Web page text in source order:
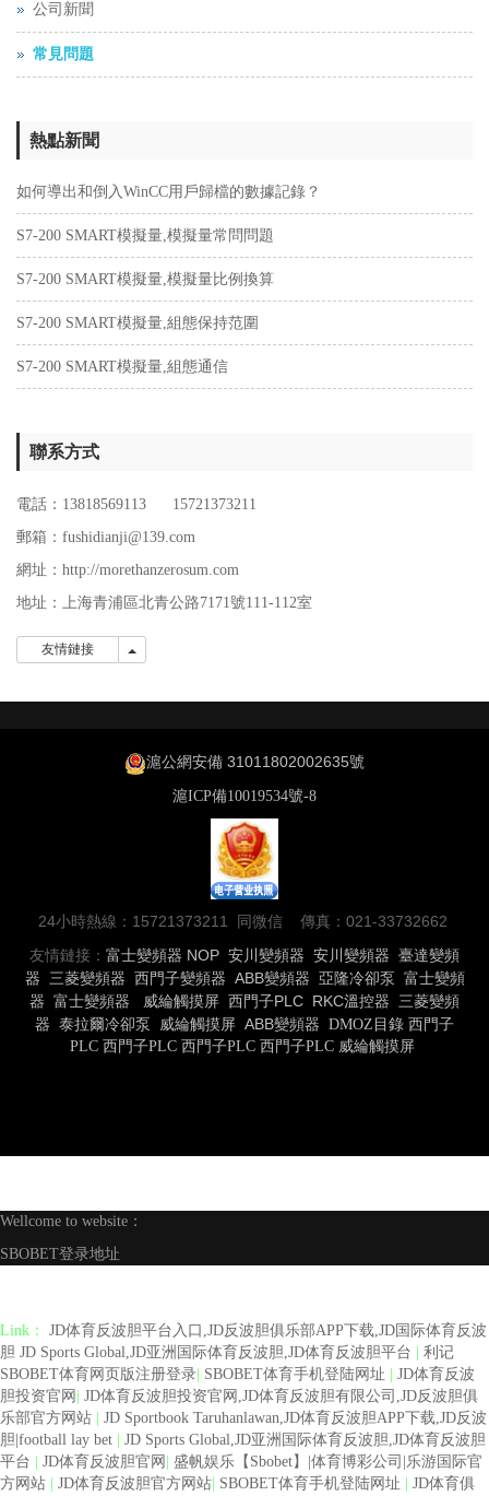
公司新聞
常見問題
熱點新聞
如何導出和倒入WinCC用戶歸檔的數據記錄？
S7-200 SMART模擬量,模擬量常問問題
S7-200 SMART模擬量,模擬量比例換算
S7-200 SMART模擬量,組態保持范圍
S7-200 SMART模擬量,組態通信
聯系方式
電話：13818569113 15721373211
郵箱：fushidianji@139.com
網址：http://morethanzerosum.com
地址： 上海青浦區北青公路7171號111-112室
友情鏈接
滬公網安備 31011802002635號
滬ICP備10019534號-8
24小時熱線：15721373211 同微信 傳真：021-33732662
友情鏈接： 富士變頻器 NOP 安川變頻器 安川變頻器 臺達變頻
器
三菱變頻器 西門子變頻器 ABB變頻器 亞隆冷卻泵 富士變頻
器 富士變頻器 威綸觸摸屏 西門子PLC RKC溫控器
三菱變頻
器 泰拉爾冷卻泵 威綸觸摸屏 ABB變頻器 DMOZ目錄 西門子
PLC 西門子PLC 西門子PLC 西門子PLC 威綸觸摸屏
Wellcome to website：
SBOBET登录地址
Link： JD体育反波胆平台入口,JD反波胆俱乐部APP下载,JD国际体育反波
胆 JD Sports Global,JD亚洲国际体育反波胆,JD体育反波胆平台 | 利记
SBOBET体育网页版注册登录| SBOBET体育手机登陆网址 | JD体育反波
胆投资官网 | JD体育反波胆投资官网,JD体育反波胆有限公司,JD反波胆俱
乐部官方网站 | JD Sportbook Taruhanlawan,JD体育反波胆APP下载,JD反波
胆|football lay bet | JD Sports Global,JD亚洲国际体育反波胆,JD体育反波胆
平台 | JD体育反波胆官网 | 盛帆娱乐【Sbobet】|体育博彩公司|乐游国际官
方网站 | JD体育反波胆官方网站| SBOBET体育手机登陆网址 | JD体育俱